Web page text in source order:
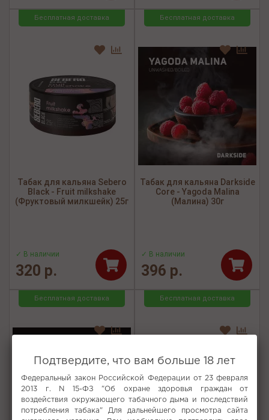
Бесплатная доставка
Табак для кальяна Sebero
Black - Fruit milkshake
(Фруктовый милкшейк) 25г
✓ В наличии
320 р.
Бесплатная доставка
Табак для кальяна Darkside
Core - Yagoda Malina
(Малина) 30г
✓ В наличии
396 р.
Бесплатная доставка Бесплатная доставка
Подтвердите, что вам больше 18 лет
Федеральный закон Российской Федерации от 23 февраля
2013 г. N 15-ФЗ "Об охране здоровья граждан от
воздействия окружающего табачного дыма и последствий
потребления табака" Для дальнейшего просмотра сайта